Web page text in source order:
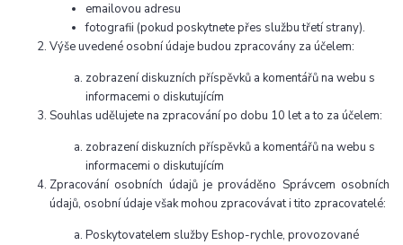
emailovou adresu
fotografii (pokud poskytnete přes službu třetí strany).
Výše uvedené osobní údaje budou zpracovány za účelem:
zobrazení diskuzních příspěvků a komentářů na webu s
informacemi o diskutujícím
Souhlas udělujete na zpracování po dobu 10 let a to za účelem:
zobrazení diskuzních příspěvků a komentářů na webu s
informacemi o diskutujícím
Zpracování osobních údajů je prováděno Správcem osobních
údajů, osobní údaje však mohou zpracovávat i tito zpracovatelé:
Poskytovatelem služby Eshop-rychle, provozované